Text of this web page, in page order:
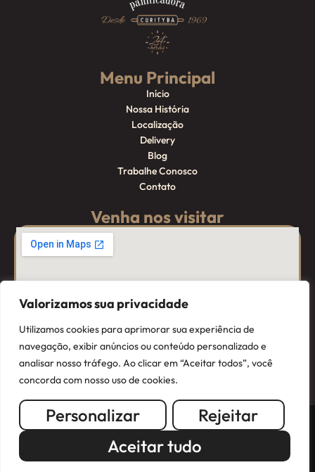
Valorizamos sua privacidade
Utilizamos cookies para aprimorar sua experiência de
navegação, exibir anúncios ou conteúdo personalizado e
analisar nosso tráfego. Ao clicar em “Aceitar todos”, você
concorda com nosso uso de cookies.
Personalizar
Rejeitar
Aceitar tudo
Menu Principal
Início
Nossa História
Localização
Delivery
Blog
Trabalhe Conosco
Contato
Venha nos visitar
© 2025 Aquarius Panificadora – Todos os direitos reservados.
Desenvolvido porEight-ID Marketing e Design